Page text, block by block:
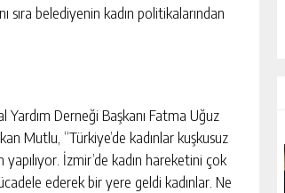
sıra belediyenin kadın politikalarından
Derneği Başkanı Fatma Uğuz
Mutlu, “Türkiye’de kadınlar kuşkusuz
İzmir’de kadın hareketini çok
ederek bir yere geldi kadınlar. Ne